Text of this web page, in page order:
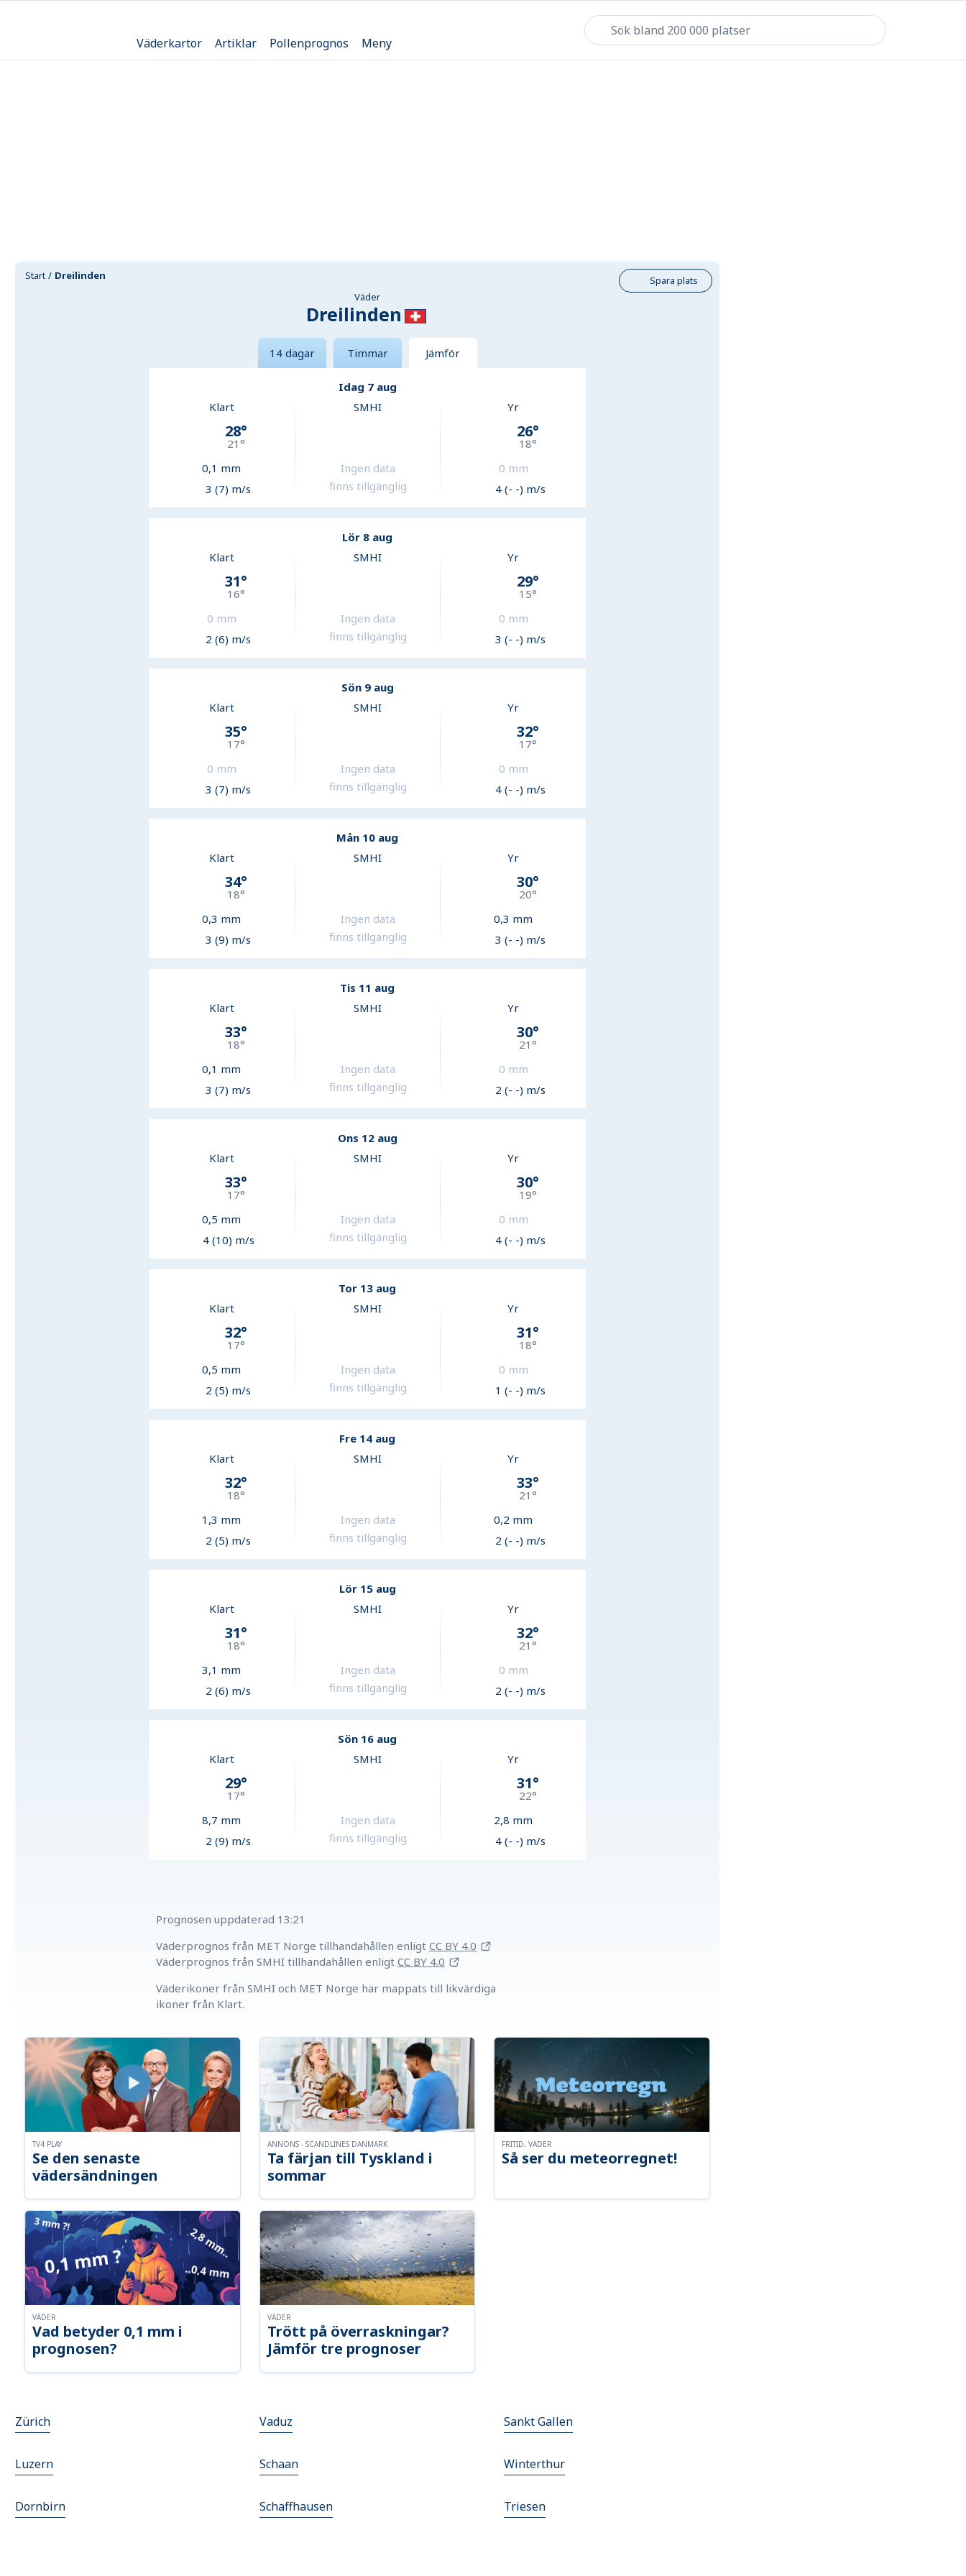
Väderkartor Artiklar Pollenprognos Meny
Start Dreilinden
Spara plats
Väder
Dreilinden
14 dagar Timmar Jämför
Idag 7 aug
Klart
28°
21 °
0,1 mm
3 (7) m/s
SMHI
Ingen data
finns tillgänglig
Yr
26°
18°
0 mm
4 (- -) m/s
Lör 8 aug
Klart
31°
16°
0 mm
2 (6) m/s
SMHI
Ingen data
finns tillgänglig
Yr
29°
15°
0 mm
3 (- -) m/s
Sön 9 aug
Klart
35°
17°
0 mm
3 (7) m/s
SMHI
Ingen data
finns tillgänglig
Yr
32°
17°
0 mm
4 (- -) m/s
Mån 10 aug
Klart
34°
18°
0,3 mm
3 (9) m/s
SMHI
Ingen data
finns tillgänglig
Yr
30°
20°
0,3 mm
3 (- -) m/s
Tis 11 aug
Klart
33°
18°
0,1 mm
3 (7) m/s
SMHI
Ingen data
finns tillgänglig
Yr
30°
21 °
0 mm
2 (- -) m/s
Ons 12 aug
Klart
33°
17°
0,5 mm
4 (10) m/s
SMHI
Ingen data
finns tillgänglig
Yr
30°
19°
0 mm
4 (- -) m/s
Tor 13 aug
Klart
32°
17°
0,5 mm
2 (5) m/s
SMHI
Ingen data
finns tillgänglig
Yr
31°
18°
0 mm
1 (- -) m/s
Fre 14 aug
Klart
32°
18°
1,3 mm
2 (5) m/s
SMHI
Ingen data
finns tillgänglig
Yr
33°
21 °
0,2 mm
2 (- -) m/s
Lör 15 aug
Klart
31°
18°
3,1 mm
2 (6) m/s
SMHI
Ingen data
finns tillgänglig
Yr
32°
21 °
0 mm
2 (- -) m/s
Sön 16 aug
Klart
29°
17°
8,7 mm
2 (9) m/s
SMHI
Ingen data
finns tillgänglig
Yr
31°
22°
2,8 mm
4 (- -) m/s
Prognosen uppdaterad 13:21
Väderprognos från MET Norge tillhandahållen enligt CC BY 4.0
Väderprognos från SMHI tillhandahållen enligt CC BY 4.0
Väderikoner från SMHI och MET Norge har mappats till likvärdiga
ikoner från Klart.
Se den senaste
vädersändningen
TV4 PLAY
Ta färjan till Tyskland i
sommar
ANNONS - SCANDLINES DANMARK
Så ser du meteorregnet!
FRITID, VÄDER
Vad betyder 0,1 mm i
prognosen?
VÄDER
Trött på överraskningar?
Jämför tre prognoser
VÄDER
Zürich Vaduz Sankt Gallen
Luzern Schaan Winterthur
Dornbirn Schaffhausen Triesen